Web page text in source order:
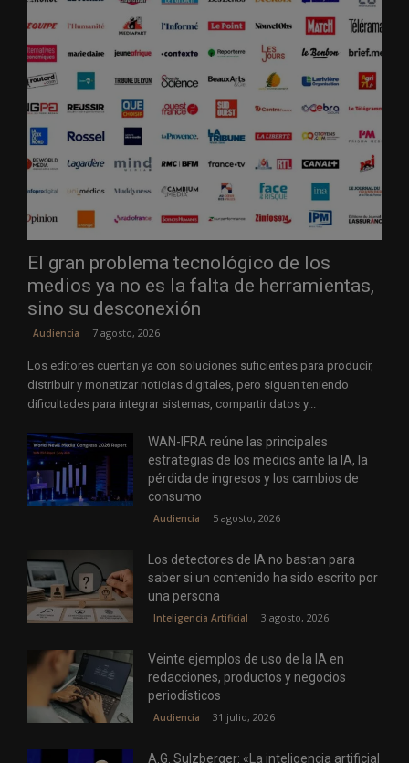
El gran problema tecnológico de los
medios ya no es la falta de herramientas,
sino su desconexión
Audiencia 7 agosto, 2026
Los editores cuentan ya con soluciones suficientes para producir,
distribuir y monetizar noticias digitales, pero siguen teniendo
dificultades para integrar sistemas, compartir datos y...
WAN-IFRA reúne las principales
estrategias de los medios ante la IA, la
pérdida de ingresos y los cambios de
consumo
Audiencia 5 agosto, 2026
Los detectores de IA no bastan para
saber si un contenido ha sido escrito por
una persona
Inteligencia Artificial 3 agosto, 2026
Veinte ejemplos de uso de la IA en
redacciones, productos y negocios
periodísticos
Audiencia 31 julio, 2026
A.G. Sulzberger: «La inteligencia artificial